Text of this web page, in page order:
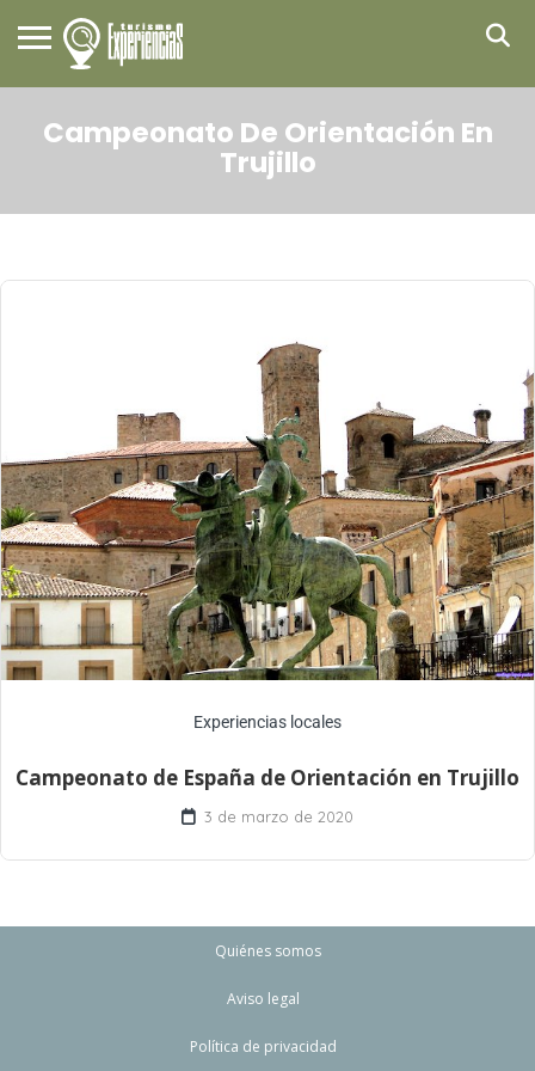
Campeonato De Orientación En
Trujillo
Experiencias locales
Campeonato de España de Orientación en Trujillo
3 de marzo de 2020
Quiénes somos
Aviso legal
Política de privacidad